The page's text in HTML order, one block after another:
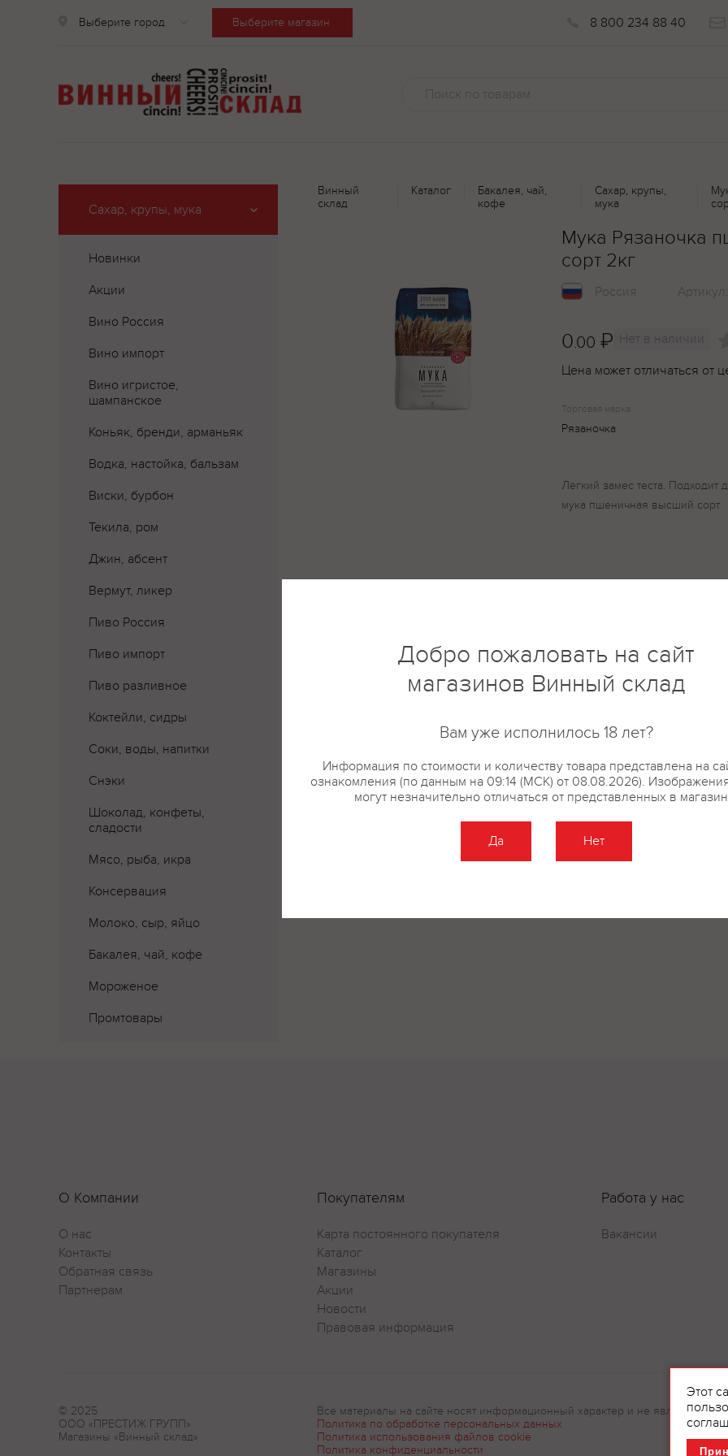
Выберите город Выберите магазин 8 800 234 88 40
Сахар, крупы, мука
Новинки
Акции
Вино Россия
Вино импорт
Вино игристое,
шампанское
Коньяк, бренди, арманьяк
Водка, настойка, бальзам
Виски, бурбон
Текила, ром
Джин, абсент
Вермут, ликер
Пиво Россия
Пиво импорт
Пиво разливное
Коктейли, сидры
Соки, воды, напитки
Снэки
Шоколад, конфеты,
сладости
Мясо, рыба, икра
Консервация
Молоко, сыр, яйцо
Бакалея, чай, кофе
Мороженое
Промтовары
Винный
склад
Каталог
Бакалея, чай,
кофе
Сахар, крупы,
мука
Мука Рязаночка
сорт 2кг
Россия Артикул:
0.00 ₽ Нет в наличии
Цена может отличаться от
Торговая марка
Рязаночка
Лёгкий замес теста.
мука пшеничная высший сорт
О Компании
О нас
Контакты
Обратная связь
Партнерам
Покупателям
Карта постоянного покупателя
Каталог
Магазины
Акции
Новости
Правовая информация
Работа у нас
Вакансии
© 2025
ООО «ПРЕСТИЖ ГРУПП»
Магазины «Винный склад»
Все материалы на сайте носят информационный характер и не являются
Политика по обработке персональных данных
Политика использования файлов cookie
Политика конфиденциальности
Этот
Добро пожаловать на сайт
магазинов Винный склад
Вам уже исполнилось 18 лет?
Информация по стоимости и количеству товара представлена на
ознакомления (по данным на 09:14 (МСК) от 08.08.2026).
могут незначительно отличаться от представленных в
Да Нет